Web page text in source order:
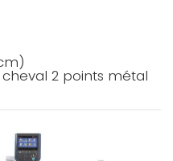
2 points métal